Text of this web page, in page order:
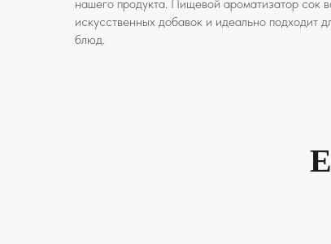
нашего продукта. Пищевой ароматизатор сок
искусственных добавок и идеально подходит
блюд.